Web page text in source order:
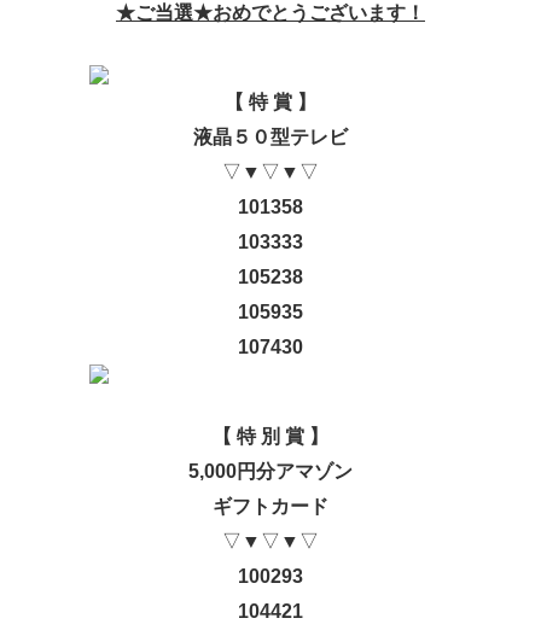
★ご当選★おめでとう ございます！
【 特 賞 】
液晶 ５０型テレビ
▽▼▽▼▽
101358
103333
105238
105935
107430
【 特 別 賞 】
5,000円分アマゾン
ギフトカード
▽▼▽▼▽
100293
104421